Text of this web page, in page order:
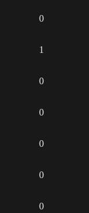
0
1
0
0
0
0
0